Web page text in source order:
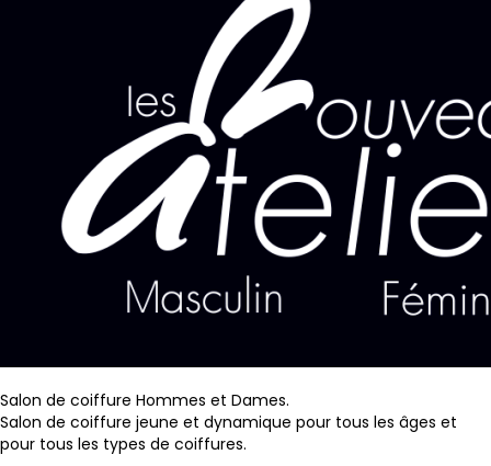
Salon de coiffure Hommes et Dames.
Salon de coiffure jeune et dynamique pour tous les âges et
pour tous les types de coiffures.